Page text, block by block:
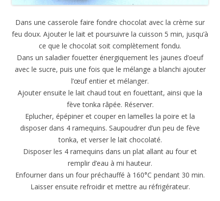
Dans une casserole faire fondre chocolat avec la crème sur
feu doux. Ajouter le lait et poursuivre la cuisson 5 min, jusqu’à
ce que le chocolat soit complètement fondu.
Dans un saladier fouetter énergiquement les jaunes d’oeuf
avec le sucre, puis une fois que le mélange a blanchi ajouter
l’œuf entier et mélanger.
Ajouter ensuite le lait chaud tout en fouettant, ainsi que la
fève tonka râpée. Réserver.
Eplucher, épépiner et couper en lamelles la poire et la
disposer dans 4 ramequins. Saupoudrer d’un peu de fève
tonka, et verser le lait chocolaté.
Disposer les 4 ramequins dans un plat allant au four et
remplir d’eau à mi hauteur.
Enfourner dans un four préchauffé à 160°C pendant 30 min.
Laisser ensuite refroidir et mettre au réfrigérateur.